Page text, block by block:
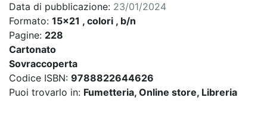
Data di pubblicazione: 23/01/2024
Formato: 15x21 , colori , b/n
Pagine: 228
Cartonato
Sovraccoperta
Codice ISBN: 9788822644626
Puoi trovarlo in: Fumetteria, Online store, Libreria